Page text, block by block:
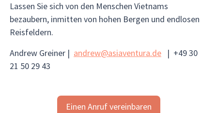
Lassen Sie sich von den Menschen Vietnams
bezaubern, inmitten von hohen Bergen und endlosen
Reisfeldern.
Andrew Greiner | andrew@asiaventura.de | +49 30
21 50 29 43
Einen Anruf vereinbaren